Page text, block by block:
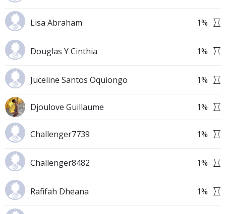
Lisa Abraham 1%
Douglas Y Cinthia 1%
Juceline Santos Oquiongo 1%
Djoulove Guillaume 1%
Challenger7739 1%
Challenger8482 1%
Rafifah Dheana 1%